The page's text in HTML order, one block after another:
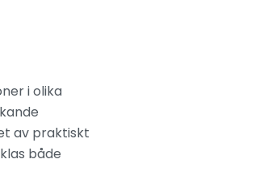
i olika
av praktiskt
både